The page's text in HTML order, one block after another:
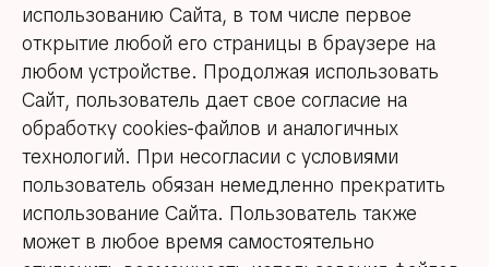
использованию Сайта, в том числе первое
открытие любой его страницы в браузере на
любом устройстве. Продолжая использовать
Сайт, пользователь дает свое согласие на
обработку cookies-файлов и аналогичных
технологий. При несогласии с условиями
пользователь обязан немедленно прекратить
использование Сайта. Пользователь также
может в любое время самостоятельно